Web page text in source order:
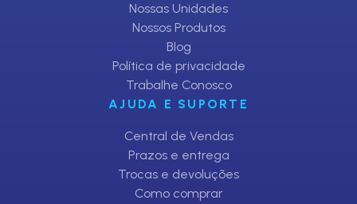
Nossas Unidades
Nossos Produtos
Blog
Política de privacidade
Trabalhe Conosco
AJUDA E SUPORTE
Central de Vendas
Prazos e entrega
Trocas e devoluções
Como comprar